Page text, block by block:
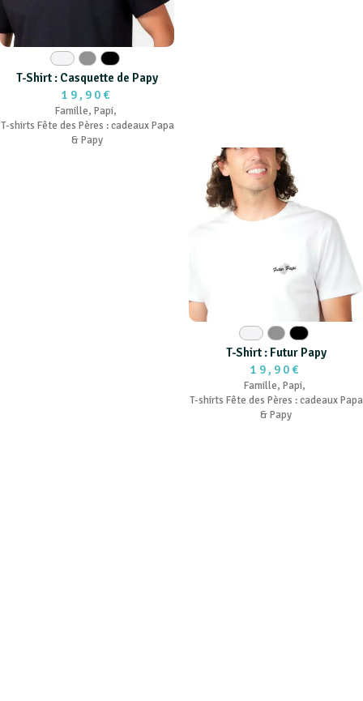
Blanc Gris Noir
T-Shirt : Casquette de Papy
19,90€
Famille, Papi,
T-shirts Fête des Pères : cadeaux Papa
& Papy
Blanc Gris Noir
T-Shirt : Futur Papy
19,90€
Famille, Papi,
T-shirts Fête des Pères : cadeaux Papa
& Papy